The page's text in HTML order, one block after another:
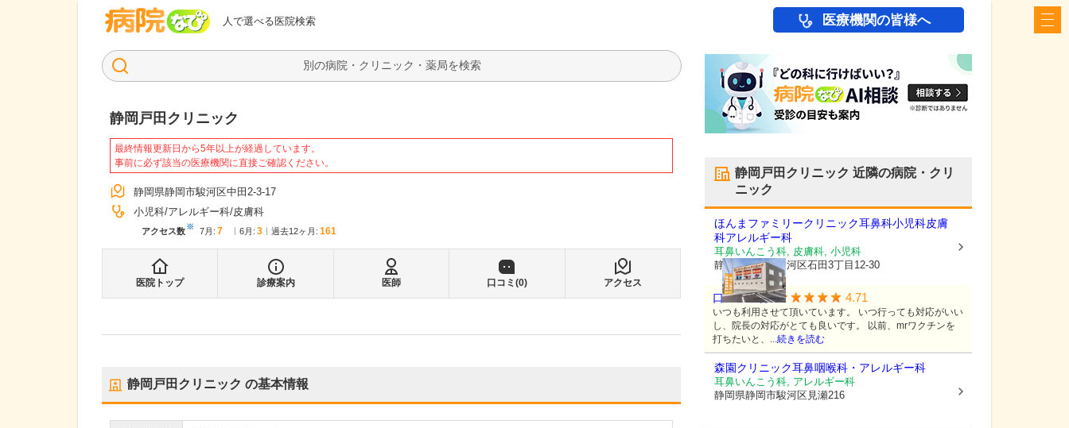
人で選べる医院検索
病院なび 医療機関の皆様へ
検索
静岡戸田クリニック
最終情報更新日から5年以上が経過しています。
事前に必ず該当の医療機関に直接ご確認ください。
静岡県静岡市駿河区中田2-3-17
小児科 アレルギー科 皮膚科
アクセス数※ 7月 : 7 6月 : 3 過去12ヶ月: 161
医院トップ 診療案内 医師 口コミ(0) アクセス
静岡戸田クリニック の基本情報
静岡戸田クリニック 近隣の病院・クリ
ニック
ほんまファミリークリニック耳鼻科小児科皮膚
科アレルギー科
耳鼻いんこう科, 皮膚科, 小児科
静岡県静岡市駿河区石田3丁目12-30
口コミ:7件 4.71
いつも利用させて頂いています。 いつ行っても対応がいい
し、院長の対応がとても良いです。 以前、mrワクチンを
打ちたいと、...続きを読む
森園クリニック耳鼻咽喉科・アレルギー科
耳鼻いんこう科, アレルギー科
静岡県静岡市駿河区見瀬216